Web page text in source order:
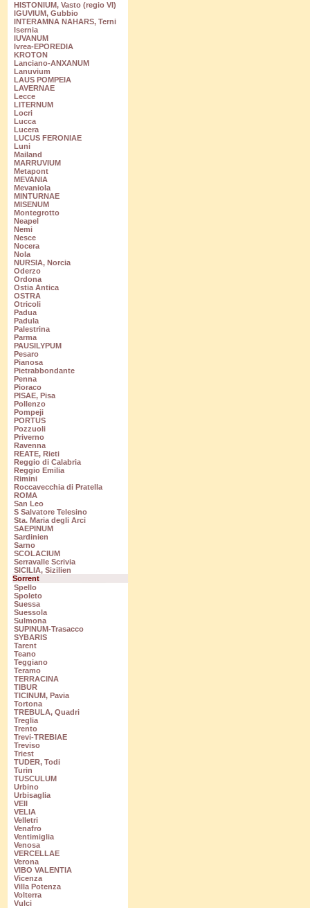
HISTONIUM, Vasto (regio VI)
IGUVIUM, Gubbio
INTERAMNA NAHARS, Terni
Isernia
IUVANUM
Ivrea-EPOREDIA
KROTON
Lanciano-ANXANUM
Lanuvium
LAUS POMPEIA
LAVERNAE
Lecce
LITERNUM
Locri
Lucca
Lucera
LUCUS FERONIAE
Luni
Mailand
MARRUVIUM
Metapont
MEVANIA
Mevaniola
MINTURNAE
MISENUM
Montegrotto
Neapel
Nemi
Nesce
Nocera
Nola
NURSIA, Norcia
Oderzo
Ordona
Ostia Antica
OSTRA
Otricoli
Padua
Padula
Palestrina
Parma
PAUSILYPUM
Pesaro
Pianosa
Pietrabbondante
Penna
Pioraco
PISAE, Pisa
Pollenzo
Pompeji
PORTUS
Pozzuoli
Priverno
Ravenna
REATE, Rieti
Reggio di Calabria
Reggio Emilia
Rimini
Roccavecchia di Pratella
ROMA
San Leo
S Salvatore Telesino
Sta. Maria degli Arci
SAEPINUM
Sardinien
Sarno
SCOLACIUM
Serravalle Scrivia
SICILIA, Sizilien
Sorrent
Spello
Spoleto
Suessa
Suessola
Sulmona
SUPINUM-Trasacco
SYBARIS
Tarent
Teano
Teggiano
Teramo
TERRACINA
TIBUR
TICINUM, Pavia
Tortona
TREBULA, Quadri
Treglia
Trento
Trevi-TREBIAE
Treviso
Triest
TUDER, Todi
Turin
TUSCULUM
Urbino
Urbisaglia
VEII
VELIA
Velletri
Venafro
Ventimiglia
Venosa
VERCELLAE
Verona
VIBO VALENTIA
Vicenza
Villa Potenza
Volterra
Vulci